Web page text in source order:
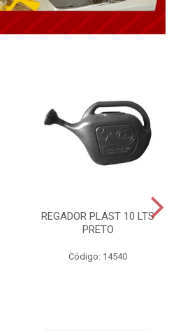
REGADOR PLAST 10 LTS
PRETO
Código: 14540